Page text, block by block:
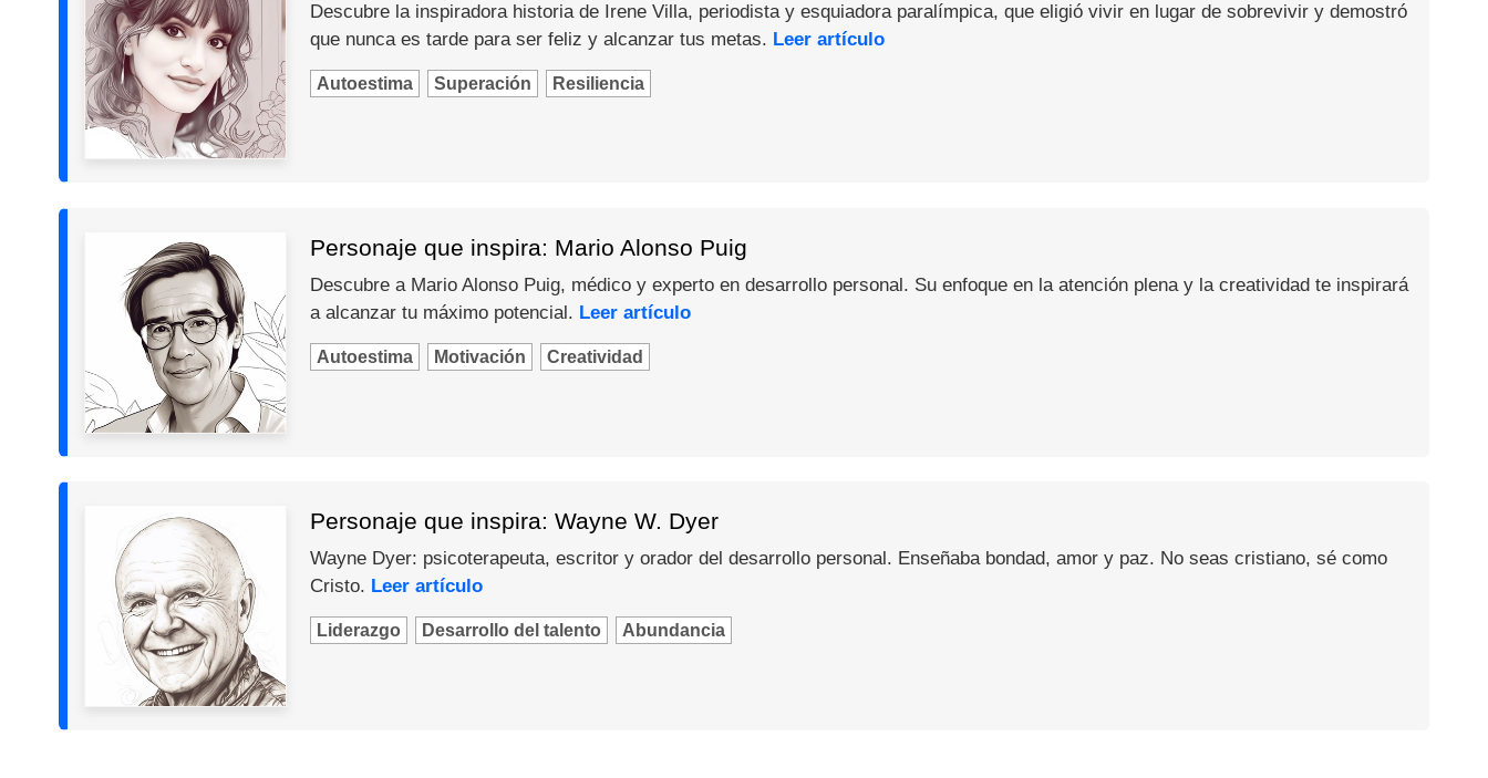
Descubre la inspiradora historia de Irene Villa, periodista y esquiadora paralímpica, que eligió vivir en lugar de sobrevivir y demostró
que nunca es tarde para ser feliz y alcanzar tus metas. Leer artículo
Autoestima Superación Resiliencia
Personaje que inspira: Mario Alonso Puig
Descubre a Mario Alonso Puig, médico y experto en desarrollo personal. Su enfoque en la atención plena y la creatividad te inspirará
a alcanzar tu máximo potencial. Leer artículo
Autoestima Motivación Creatividad
Personaje que inspira: Wayne W. Dyer
Wayne Dyer: psicoterapeuta, escritor y orador del desarrollo personal. Enseñaba bondad, amor y paz. No seas cristiano, sé como
Cristo. Leer artículo
Liderazgo Desarrollo del talento Abundancia